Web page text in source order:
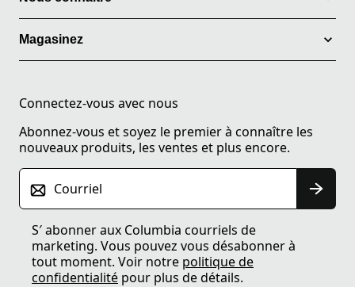
Magasinez
Connectez-vous avec nous
Abonnez-vous et soyez le premier à connaître les
nouveaux produits, les ventes et plus encore.
Courriel
S′ abonner aux Columbia courriels de
marketing. Vous pouvez vous désabonner à
tout moment. Voir notre politique de
confidentialité pour plus de détails.